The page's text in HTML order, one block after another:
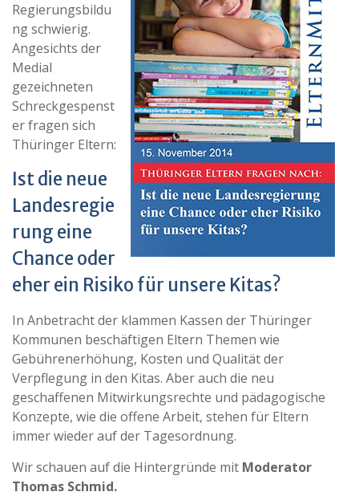
Regierungsbildu
ng schwierig.
Angesichts der
Medial
gezeichneten
Schreckgespenst
er fragen sich
Thüringer Eltern:
Ist die neue
Landesregie
rung eine
Chance oder
eher ein Risiko für unsere Kitas?
In Anbetracht der klammen Kassen der Thüringer
Kommunen beschäftigen Eltern Themen wie
Gebührenerhöhung, Kosten und Qualität der
Verpflegung in den Kitas. Aber auch die neu
geschaffenen Mitwirkungsrechte und pädagogische
Konzepte, wie die offene Arbeit, stehen für Eltern
immer wieder auf der Tagesordnung.
Wir schauen auf die Hintergründe mit Moderator
Thomas Schmid.